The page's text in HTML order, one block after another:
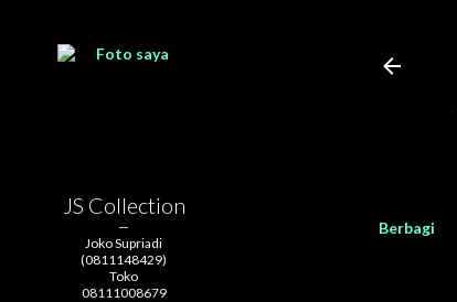
Berbagi
JS Collection
Joko Supriadi
(0811148429)
Toko
08111008679